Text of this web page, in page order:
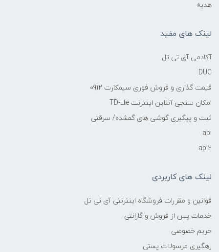
هدیه
لینک های مفید
آکادمی آی تی تل
DUC
قیمت گذاری و فروش فوری سیمکارت 0912
امکان سنجی آنلاین اینترنت TD-Lte
ثبت و پیگیری گوشی های گمشده/ سرقتی
api
api2
لینک های کاربردی
قوانین و مقررات فروشگاه اینترنتی آی تی تل
خدمات پس از فروش و گارانتی
حریم خصوصی
رهگیری مرسولات پستی